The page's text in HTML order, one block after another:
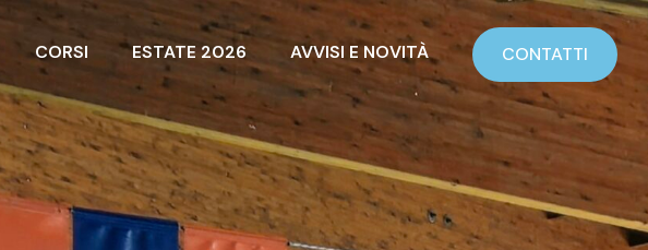
CORSI ESTATE 2026 AVVISI E NOVITÀ CONTATTI